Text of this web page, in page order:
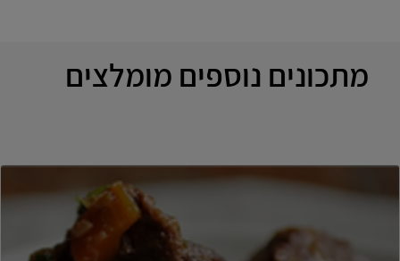
מתכונים נוספים מומלצים